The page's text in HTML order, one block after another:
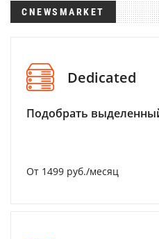
CNEWSMARKET
Dedicated
Подобрать
От 1499 руб./месяц